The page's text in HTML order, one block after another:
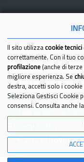
Come raggiungerci
IBAN e pagamenti
© 2021 Provincia
Il sito utilizza cookie tecnici
correttamente. Con il tuo
profilazione (anche di
migliore esperienza. Se
destra, accetti solo i cookie
Seleziona Gestisci Cookie
consensi. Consulta anche